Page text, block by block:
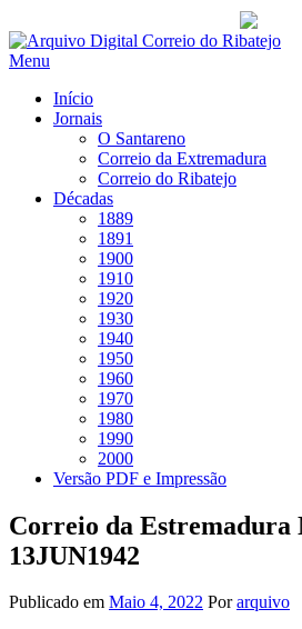
Saltar
para
Menu
Início
Jornais
O Santareno
Correio da Extremadura
Correio do Ribatejo
Décadas
1889
1891
1900
1910
1920
1930
1940
1950
1960
1970
1980
1990
2000
Versão PDF e Impressão
Correio da Estremadura
13JUN1942
Publicado em Maio 4, 2022 Porarquivo